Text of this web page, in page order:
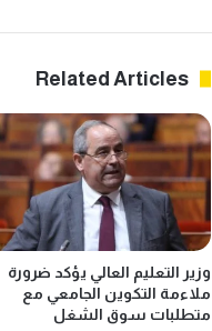
ا
م
س
ت
ع
ز
ج
و
د
ة
Related Articles
وزير التعليم العالي يؤكد ضرورة
ملاءمة التكوين الجامعي مع
متطلبات سوق الشغل